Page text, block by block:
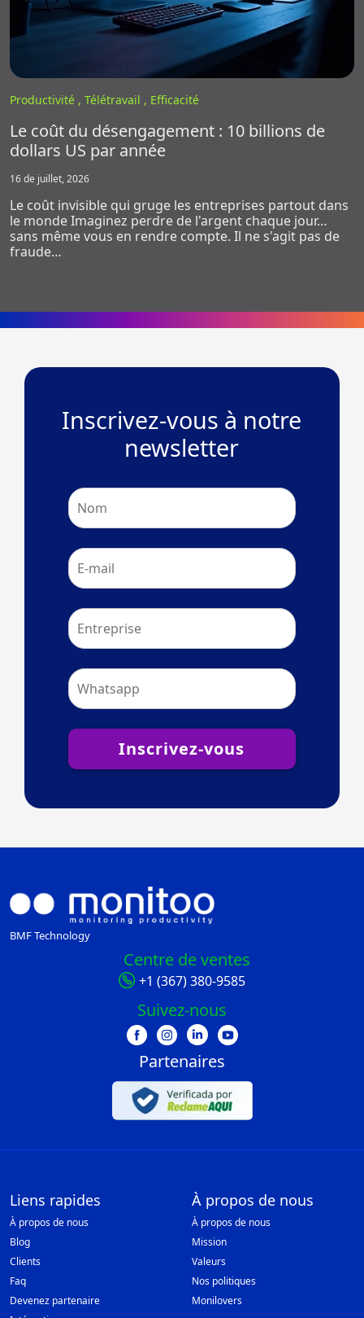
Productivité , Télétravail , Efficacité
Le coût du désengagement : 10 billions de
dollars US par année
16 de juillet, 2026
Le coût invisible qui gruge les entreprises partout dans
le monde Imaginez perdre de l'argent chaque jour…
sans même vous en rendre compte. Il ne s'agit pas de
fraude…
Inscrivez-vous à notre
newsletter
Inscrivez-vous
BMF Technology
Centre de ventes
+1 (367) 380-9585
Suivez-nous
Partenaires
Liens rapides
À propos de nous
Blog
Clients
Faq
Devenez partenaire
À propos de nous
À propos de nous
Mission
Valeurs
Nos politiques
Monilovers